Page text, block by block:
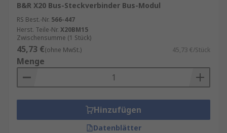
B&R X20 Bus-Steckverbinder Bus-Modul
RS Best.-Nr. 566-447
Herst. Teile-Nr. X20BM15
Zwischensumme (1 Stück)
45,73 €(ohne MwSt.) 45,73 €/Stück
Menge
Hinzufügen
Datenblätter